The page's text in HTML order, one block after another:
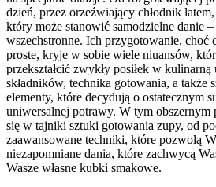
dzień, przez orzeźwiający chłodnik
który może stanowić samodzielne danie
wszechstronne. Ich przygotowanie, choć
proste, kryje w sobie wiele niuansów,
przekształcić zwykły posiłek w
składników, technika gotowania, a także
elementy, które decydują o ostatecznym
uniwersalnej potrawy. W tym obszernym
się w tajniki sztuki gotowania zupy, od
zaawansowane techniki, które pozwolą
niezapomniane dania, które zachwycą
Wasze własne kubki smakowe.